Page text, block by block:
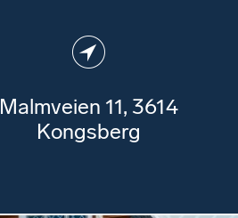
Malmveien 11,​​ 3614
Kongsberg